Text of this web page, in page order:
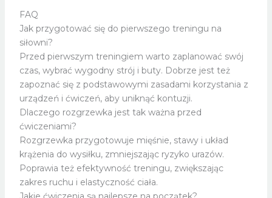
FAQ
Jak przygotować się do pierwszego treningu na
siłowni?
Przed pierwszym treningiem warto zaplanować swój
czas, wybrać wygodny strój i buty. Dobrze jest też
zapoznać się z podstawowymi zasadami korzystania z
urządzeń i ćwiczeń, aby uniknąć kontuzji.
Dlaczego rozgrzewka jest tak ważna przed
ćwiczeniami?
Rozgrzewka przygotowuje mięśnie, stawy i układ
krążenia do wysiłku, zmniejszając ryzyko urazów.
Poprawia też efektywność treningu, zwiększając
zakres ruchu i elastyczność ciała.